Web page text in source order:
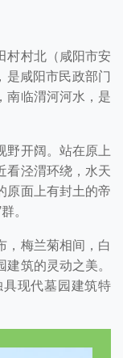
村村北（咸阳市安
是咸阳市民政部门
南临渭河河水，是
野开阔。站在原上
看泾渭环绕，水天
原面上有封土的帝
。
，梅兰菊相间，白
筑的灵动之美。
现代墓园建筑特